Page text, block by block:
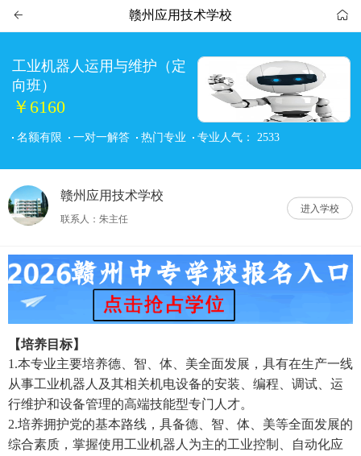
 赣州应用技术学校 
工业机器人运用与维护（定
向班）
￥6160
名额有限 一对一解答 热门专业 专业人气： 2533
赣州应用技术学校
联系人：朱主任
进入学校
【培养目标】
1.本专业主要培养德、智、体、美全面发展，具有在生产一线
从事工业机器人及其相关机电设备的安装、编程、调试、运
行维护和设备管理的高端技能型专门人才。
2.培养拥护党的基本路线，具备德、智、体、美等全面发展的
综合素质，掌握使用工业机器人为主的工业控制、自动化应